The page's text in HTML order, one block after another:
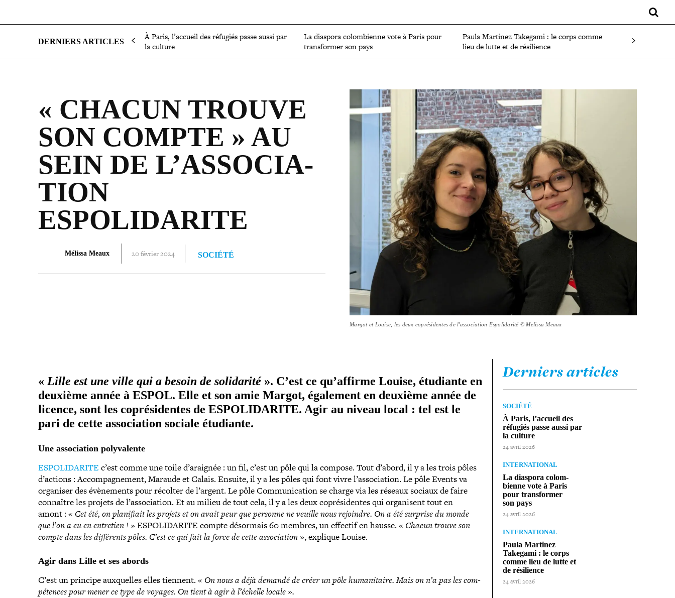
DERNIERS ARTICLES
À Paris, l’accueil des réfugiés passe aussi par
la culture
La diaspora colom­bienne vote à Paris pour
trans­for­mer son pays
Paula Martinez Takegami : le corps comme
lieu de lutte et de résilience
« CHACUN TROUVE
SON COMPTE » AU
SEIN DE L’AS­SO­CIA­
TION
ESPOLIDARITE
Mélissa Meaux 20 février 2024 SOCIÉTÉ
Margot et Louise, les deux coprésidentes de l'association Espolidarité © Melissa Meaux
« Lille est une ville qui a besoin de soli­da­rité». C’est ce qu’affirme Louise, étudiante en
deuxième année à ESPOL. Elle et son amie Margot, également en deuxième année de
licence, sont les copré­si­dentes de ESPOLIDARITE. Agir au niveau local : tel est le
pari de cette asso­cia­tion sociale étudiante.
Une asso­cia­tion polyvalente
ESPOLIDARITE c’est comme une toile d’araignée : un fil, c’est un pôle qui la compose. Tout d’abord, il y a les trois pôles
d’actions : Accompagnement, Maraude et Calais. Ensuite, il y a les pôles qui font vivre l’association. Le pôle Events va
organiser des évè­ne­ments pour récolter de l’argent. Le pôle Communication se charge via les réseaux sociaux de faire
connaître les projets de l’as­so­cia­tion. Et au milieu de tout cela, il y a les deux copré­si­dentes qui orga­nisent tout en
amont : « Cet été, on pla­ni­fiait les projets et on avait peur que personne ne veuille nous rejoindre. On a été surprise du monde
que l’on a eu en entretien ! » ESPOLIDARITE compte désormais 60 membres, un effectif en hausse. « Chacun trouve son
compte dans les dif­fé­rents pôles. C’est ce qui fait la force de cette asso­cia­tion », explique Louise.
Agir dans Lille et ses abords
C’est un principe aux­quelles elles tiennent. « On nous a déjà demandé de créer un pôle huma­ni­taire. Mais on n’a pas les com­
pé­tences pour mener ce type de voyages. On tient à agir à l’échelle locale ».
Derniers articles
SOCIÉTÉ
À Paris, l’accueil des
réfugiés passe aussi par
la culture
24 avril 2026
INTERNATIONAL
La diaspora colom­
bienne vote à Paris
pour trans­for­mer
son pays
24 avril 2026
INTERNATIONAL
Paula Martinez
Takegami : le corps
comme lieu de lutte et
de résilience
24 avril 2026